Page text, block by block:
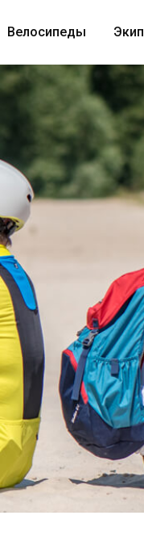
Велосипеды Экип